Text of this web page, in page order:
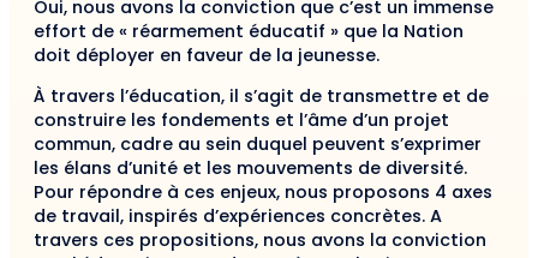
Oui, nous avons la conviction que c’est un immense
effort de « réarmement éducatif » que la Nation
doit déployer en faveur de la jeunesse.
À travers l’éducation, il s’agit de transmettre et de
construire les fondements et l’âme d’un projet
commun, cadre au sein duquel peuvent s’exprimer
les élans d’unité et les mouvements de diversité.
Pour répondre à ces enjeux, nous proposons 4 axes
de travail, inspirés d’expériences concrètes. A
travers ces propositions, nous avons la conviction